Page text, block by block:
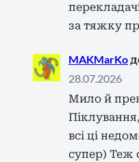
за тяжку
MAKMarKo
28.07.2026
Мило й
всі ці
супер) Теж